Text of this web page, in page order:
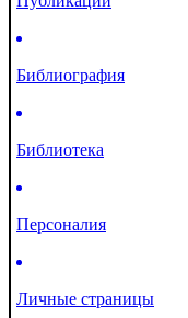
Библиография
Библиотека
Персоналия
Личные страницы